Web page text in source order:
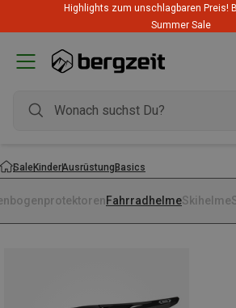
Highlights zum unschlagbaren Preis!
Summer Sale
SaleKinderAusrüstungBasics
FahrradhelmeSkihelme